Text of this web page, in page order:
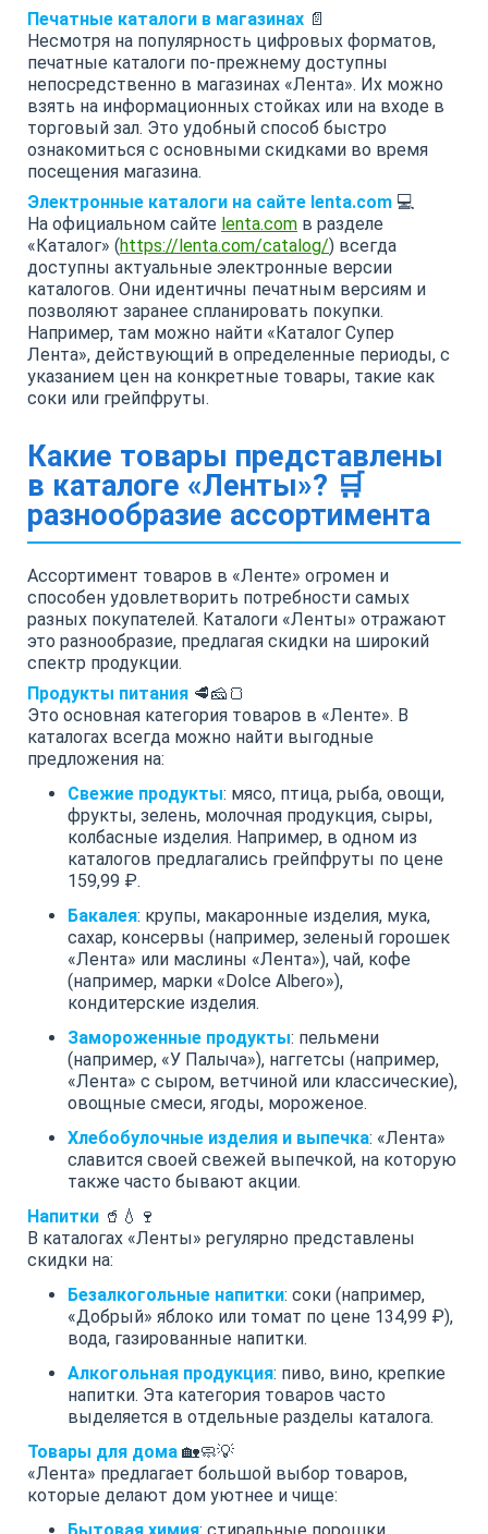
Печатные каталоги в магазинах 📄
Несмотря на популярность цифровых форматов,
печатные каталоги по-прежнему доступны
непосредственно в магазинах «Лента». Их можно
взять на информационных стойках или на входе в
торговый зал. Это удобный способ быстро
ознакомиться с основными скидками во время
посещения магазина.
Электронные каталоги на сайте lenta.com 💻
На официальном сайте lenta.com в разделе
«Каталог» (https://lenta.com/catalog/) всегда
доступны актуальные электронные версии
каталогов. Они идентичны печатным версиям и
позволяют заранее спланировать покупки.
Например, там можно найти «Каталог Супер
Лента», действующий в определенные периоды, с
указанием цен на конкретные товары, такие как
соки или грейпфруты.
Какие товары представлены
в каталоге «Ленты»? 🛒
разнообразие ассортимента
Ассортимент товаров в «Ленте» огромен и
способен удовлетворить потребности самых
разных покупателей. Каталоги «Ленты» отражают
это разнообразие, предлагая скидки на широкий
спектр продукции.
Продукты питания 🥩🧀🍞
Это основная категория товаров в «Ленте». В
каталогах всегда можно найти выгодные
предложения на:
Свежие продукты: мясо, птица, рыба, овощи,
фрукты, зелень, молочная продукция, сыры,
колбасные изделия. Например, в одном из
каталогов предлагались грейпфруты по цене
159,99 ₽.
Бакалея: крупы, макаронные изделия, мука,
сахар, консервы (например, зеленый горошек
«Лента» или маслины «Лента»), чай, кофе
(например, марки «Dolce Albero»),
кондитерские изделия.
Замороженные продукты: пельмени
(например, «У Палыча»), наггетсы (например,
«Лента» с сыром, ветчиной или классические),
овощные смеси, ягоды, мороженое.
Хлебобулочные изделия и выпечка: «Лента»
славится своей свежей выпечкой, на которую
также часто бывают акции.
Напитки 🥤💧🍷
В каталогах «Ленты» регулярно представлены
скидки на:
Безалкогольные напитки: соки (например,
«Добрый» яблоко или томат по цене 134,99 ₽),
вода, газированные напитки.
Алкогольная продукция: пиво, вино, крепкие
напитки. Эта категория товаров часто
выделяется в отдельные разделы каталога.
Товары для дома 🏡🧼💡
«Лента» предлагает большой выбор товаров,
которые делают дом уютнее и чище: